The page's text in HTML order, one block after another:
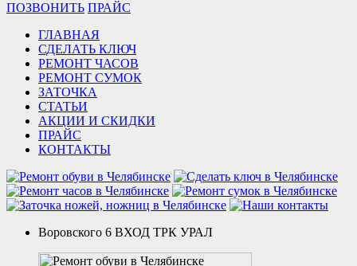
ПОЗВОНИТЬ ПРАЙС
ГЛАВНАЯ
СДЕЛАТЬ КЛЮЧ
РЕМОНТ ЧАСОВ
РЕМОНТ СУМОК
ЗАТОЧКА
СТАТЬИ
АКЦИИ И СКИДКИ
ПРАЙС
КОНТАКТЫ
Воровского 6 ВХОД ТРК УРАЛ